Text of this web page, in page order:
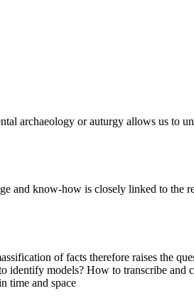
archaeology or auturgy allows us to
and know-how is closely linked to the
of facts therefore raises the
models? How to transcribe
time and space